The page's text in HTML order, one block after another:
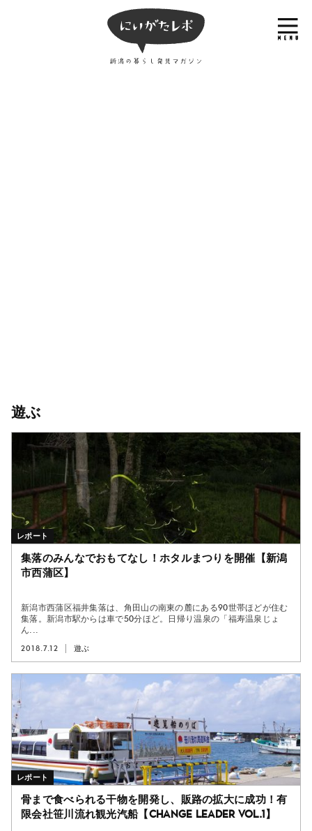
遊ぶ
集落のみんなでおもてなし！ホタルまつりを開催【新潟
市西蒲区】
新潟市西蒲区福井集落は、角田山の南東の麓にある90世帯ほどが住む
集落。新潟市駅からは車で50分ほど。日帰り温泉の「福寿温泉じょ
ん...
2018.7.12 遊ぶ
レポート
骨まで食べられる干物を開発し、販路の拡大に成功！有
限会社笹川流れ観光汽船【Change Leader vol.1】
レポート